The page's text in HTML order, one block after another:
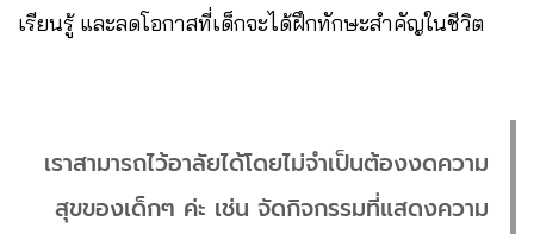
เรียนรู้ และลดโอกาสที่เด็กจะได้ฝึกทักษะสำคัญในชีวิต
เราสามารถไว้อาลัยได้โดยไม่จำเป็นต้องงดความ
สุขของเด็กๆ ค่ะ เช่น จัดกิจกรรมที่แสดงความ